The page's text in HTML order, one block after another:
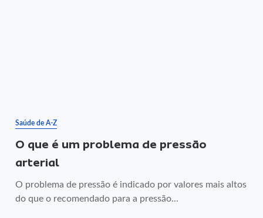
Saúde de A-Z
O que é um problema de pressão
arterial
O problema de pressão é indicado por valores mais altos
do que o recomendado para a pressão...